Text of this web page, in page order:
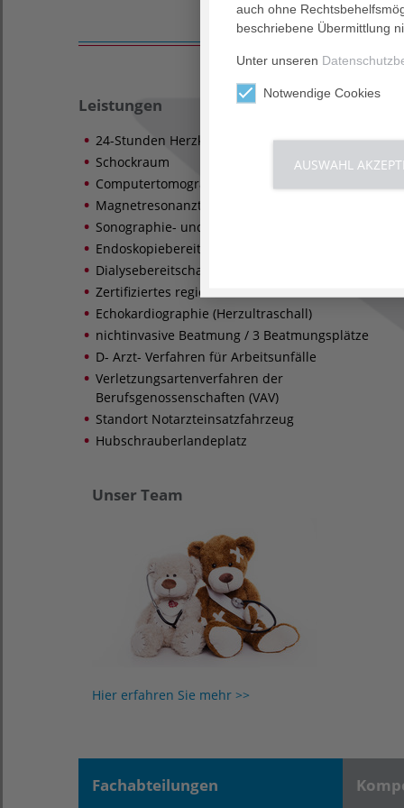
Leistungen
24-Stunden Herzkatheterbereitschaft
Schockraum
Computertomographie (CT)
Magnetresonanztomographie (MRT)
Sonographie- und Bronchoskopiebereitschaft
Endoskopiebereitschaft
Dialysebereitschaft
Zertifiziertes regionales Traumazentrum
Echokardiographie (Herzultraschall)
nichtinvasive Beatmung / 3 Beatmungsplätze
D- Arzt- Verfahren für Arbeitsunfälle
Verletzungsartenverfahren der
Berufsgenossenschaften (VAV)
Standort Notarzteinsatzfahrzeug
Hubschrauberlandeplatz
Unser Team
Hier erfahren Sie mehr >>
Fachabteilungen
auch ohne
beschriebene Übermittlung
Unter unseren
Notwendige Cookies
AUSWAHL